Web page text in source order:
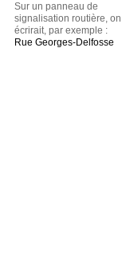
Sur un panneau de
signalisation routière, on
écrirait, par exemple :
Rue Georges-Delfosse